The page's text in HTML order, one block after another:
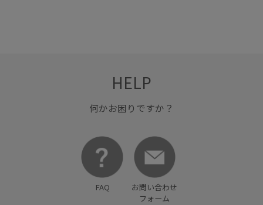
HELP
何かお困りですか？
FAQ
お問い合わせ
フォーム